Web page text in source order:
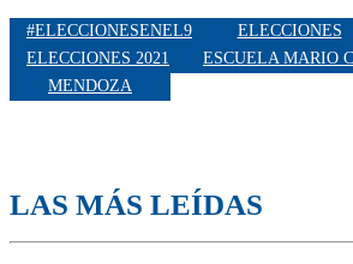
#ELECCIONESENEL9
ELECCIONES
ELECCIONES 2021
ESCUELA MARIO
MENDOZA
LAS MÁS LEÍDAS